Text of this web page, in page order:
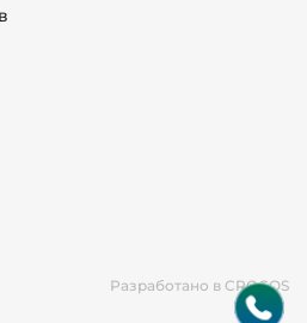
Разработано в CROCOS